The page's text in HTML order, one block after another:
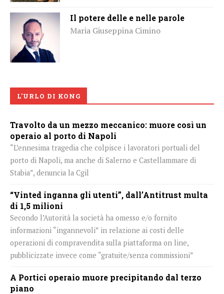
Il potere delle e nelle parole
Maria Giuseppina Cimino
L'URLO DI KONG
Travolto da un mezzo meccanico: muore così un
operaio al porto di Napoli
“L’ennesima tragedia che colpisce i lavoratori portuali del
porto di Napoli, ma anche di Salerno e Castellammare di
Stabia”, denuncia la Cgil
“Vinted inganna gli utenti”, dall’Antitrust multa
di 1,5 milioni
Secondo l’Autorità la società ha omesso e/o fornito
informazioni “ingannevoli” in relazione ai costi delle
operazioni di compravendita sulla piattaforma on line,
pubblicizzate invece come “gratuite/senza commissioni”
A Portici operaio muore precipitando dal terzo
piano